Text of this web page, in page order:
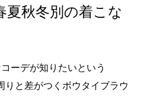
秋冬別の着こな
ーデが知りたいという
りと差がつくボウタイブラウ